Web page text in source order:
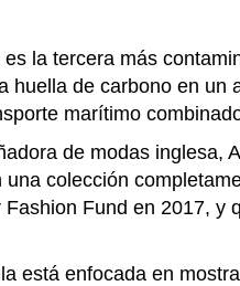
la tercera más
huella de carbono en un
marítimo
de modas inglesa,
colección
Fund en 2017, y
está enfocada en